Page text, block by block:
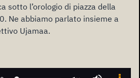
sotto l’orologio di piazza della
Ne abbiamo parlato insieme a
Ujamaa.